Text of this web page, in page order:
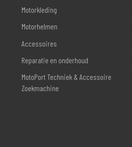
Motorkleding
Motorhelmen
Accessoires
Reparatie en onderhoud
MotoPort Techniek & Accessoire
Zoekmachine